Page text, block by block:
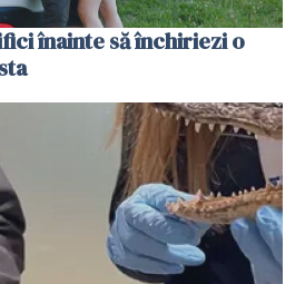
înainte să închiriezi o